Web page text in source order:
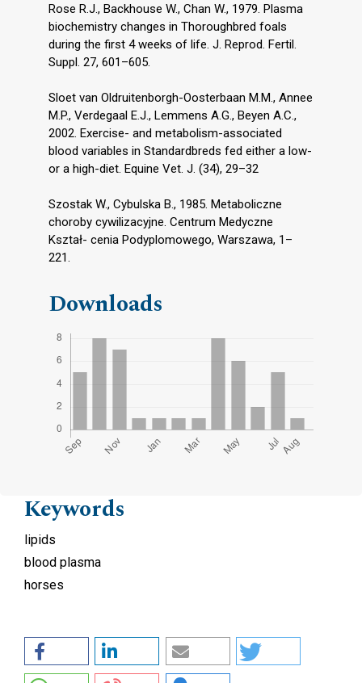
Rose R.J., Backhouse W., Chan W., 1979. Plasma
biochemistry changes in Thoroughbred foals
during the first 4 weeks of life. J. Reprod. Fertil.
Suppl. 27, 601–605.
Sloet van Oldruitenborgh-Oosterbaan M.M., Annee
M.P., Verdegaal E.J., Lemmens A.G., Beyen A.C.,
2002. Exercise- and metabolism-associated
blood variables in Standardbreds fed either a low-
or a high-diet. Equine Vet. J. (34), 29–32
Szostak W., Cybulska B., 1985. Metaboliczne
choroby cywilizacyjne. Centrum Medyczne
Kształ- cenia Podyplomowego, Warszawa, 1–
221.
Downloads
Keywords
lipids
blood plasma
horses